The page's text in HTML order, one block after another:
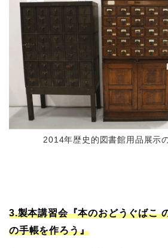
2014年歴史的図書館用品展示
3.製本講習会『本のおどうぐばこ
の手帳を作ろう』